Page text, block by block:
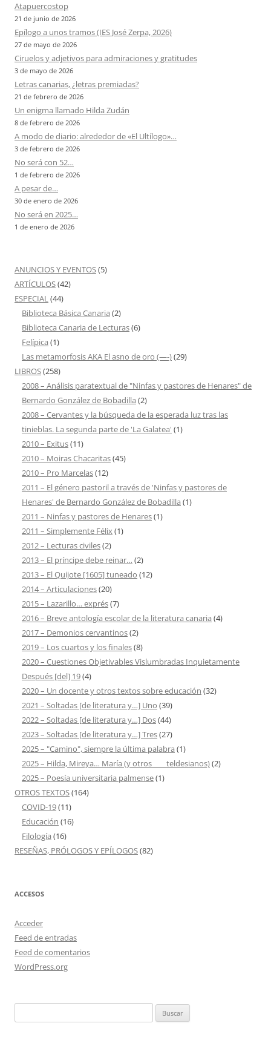
Atapuercostop
21 de junio de 2026
Epílogo a unos tramos (IES José Zerpa, 2026)
27 de mayo de 2026
Ciruelos y adjetivos para admiraciones y gratitudes
3 de mayo de 2026
Letras canarias, ¿letras premiadas?
21 de febrero de 2026
Un enigma llamado Hilda Zudán
8 de febrero de 2026
A modo de diario: alrededor de «El Ultílogo»…
3 de febrero de 2026
No será con 52…
1 de febrero de 2026
A pesar de…
30 de enero de 2026
No será en 2025…
1 de enero de 2026
ANUNCIOS Y EVENTOS(5)
ARTÍCULOS(42)
ESPECIAL(44)
Biblioteca Básica Canaria (2)
Biblioteca Canaria de Lecturas(6)
Felípica (1)
Las metamorfosis AKA El asno de oro (—-)(29)
LIBROS(258)
2008 – Análisis paratextual de "Ninfas y pastores de Henares" de
Bernardo González de Bobadilla (2)
2008 – Cervantes y la búsqueda de la esperada luz tras las
tinieblas. La segunda parte de 'La Galatea' (1)
2010 – Exitus(11)
2010 – Moiras Chacaritas(45)
2010 – Pro Marcelas(12)
2011 – El género pastoril a través de 'Ninfas y pastores de
Henares' de Bernardo González de Bobadilla (1)
2011 – Ninfas y pastores de Henares(1)
2011 – Simplemente Félix(1)
2012 – Lecturas civiles(2)
2013 – El príncipe debe reinar… (2)
2013 – El Quijote [1605] tuneado (12)
2014 – Articulaciones(20)
2015 – Lazarillo… exprés(7)
2016 – Breve antología escolar de la literatura canaria (4)
2017 – Demonios cervantinos(2)
2019 – Los cuartos y los finales(8)
2020 – Cuestiones Objetivables Vislumbradas Inquietamente
Después [del] 19(4)
2020 – Un docente y otros textos sobre educación (32)
2021 – Soltadas [de literatura y…] Uno (39)
2022 – Soltadas [de literatura y…] Dos(44)
2023 – Soltadas [de literatura y…] Tres(27)
2025 – "Camino", siempre la última palabra (1)
2025 – Hilda, Mireya… María (y otros ___ teldesianos)(2)
2025 – Poesía universitaria palmense(1)
OTROS TEXTOS(164)
COVID-19(11)
Educación (16)
Filología (16)
RESEÑAS, PRÓLOGOS Y EPÍLOGOS(82)
ACCESOS
Acceder
Feed de entradas
Feed de comentarios
WordPress.org